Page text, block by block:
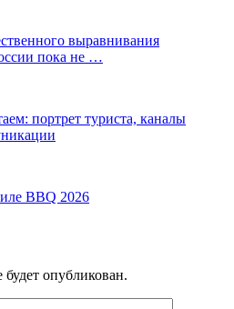
выравнивания
пока не …
портрет туриста, каналы
BBQ 2026
опубликован.